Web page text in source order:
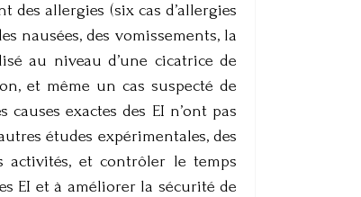
allergies (six cas d’allergies
nausées, des vomissements, la
au niveau d’une cicatrice de
et même un cas suspecté de
exactes des EI n’ont pas
études expérimentales, des
activités, et contrôler le temps
EI et à améliorer la sécurité de